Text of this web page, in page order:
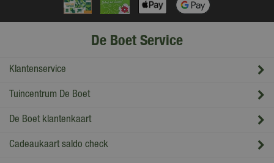
De Boet Service
Klantenservice
Tuincentrum De Boet
De Boet klantenkaart
Cadeaukaart saldo check